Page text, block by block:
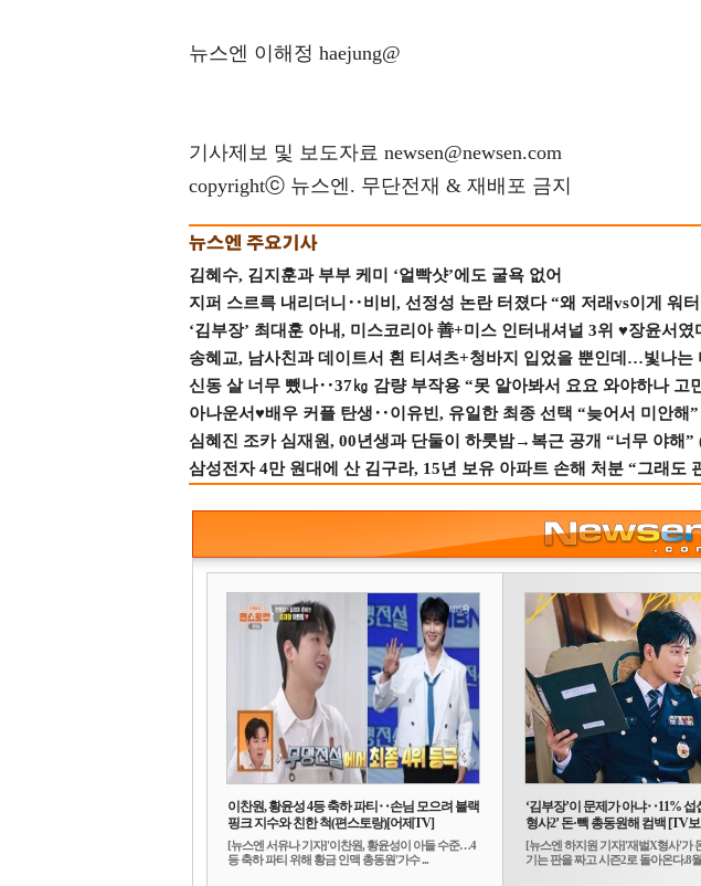
뉴스엔 이해정 haejung@
기사제보 및 보도자료 newsen@newsen.com
copyrightⓒ 뉴스엔. 무단전재 & 재배포 금지
김혜수, 김지훈과 부부 케미 ‘얼빡샷’에도 굴욕 없어
지퍼 스르륵 내리더니‥비비, 선정성 논란 터졌다 “왜 저래vs이게 워
‘김부장’ 최대훈 아내, 미스코리아 善+미스 인터내셔널 3위 ♥장윤서였
송혜교, 남사친과 데이트서 흰 티셔츠+청바지 입었을 뿐인데…빛나는
신동 살 너무 뺐나‥37㎏ 감량 부작용 “못 알아봐서 요요 와야하나 고
아나운서♥배우 커플 탄생‥이유빈, 유일한 최종 선택 “늦어서 미안해”
심혜진 조카 심재원, 00년생과 단둘이 하룻밤→복근 공개 “너무 야해”
삼성전자 4만 원대에 산 김구라, 15년 보유 아파트 손해 처분 “그래도
이찬원, 황윤성 4등 축하 파티‥손님 모으려 블랙
핑크 지수와 친한 척(편스토랑)[어제TV]
[뉴스엔 서유나 기자]'이찬원, 황윤성이 아들 수준…4
등 축하 파티 위해 황금 인맥 총동원'가수 ...
‘김부장’이 문제가 아냐‥11% 섭
형사2’ 돈·빽 총동원해 컴백 [TV
[뉴스엔 하지원 기자]'재벌X형사'가
기는 판을 짜고 시즌2로 돌아온다.8월